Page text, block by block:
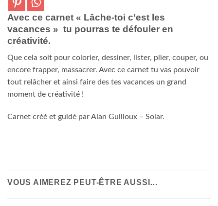
Avec ce carnet « Lâche-toi c’est les
vacances » tu pourras te défouler en
créativité.
Que cela soit pour colorier, dessiner, lister, plier, couper, ou
encore frapper, massacrer. Avec ce carnet tu vas pouvoir
tout relâcher et ainsi faire des tes vacances un grand
moment de créativité !
Carnet créé et guidé par Alan Guilloux – Solar.
VOUS AIMEREZ PEUT-ÊTRE AUSSI…